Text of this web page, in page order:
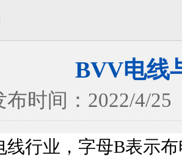
BVV电线
布时间：2022/4/
线行业，字母B表示